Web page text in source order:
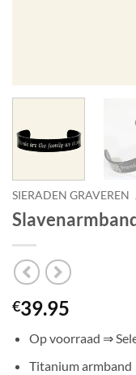
SIERADEN GRAVEREN
€39.95
Op voorraad ⇒
Titanium armband